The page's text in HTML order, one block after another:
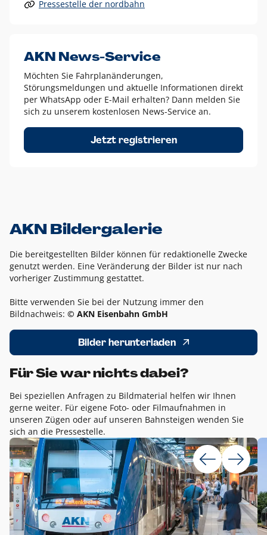
Alle anderen Logo-Varianten dürfen nur in Ausnahmefällen
Diese Ausnahmen sind zum Beispiel:
dem AKN Blau,
weißes Logo auf Fotohintergründen,
schwarzes Logo für reine Schwarz-Weiß-Umsetzungen
Um das Logo herum muss ein Schutzraum von jeweils einer
Höhe bzw. Breite des N aus AKN in alle Richtungen
Pressestelle der nordbahn
AKN News-Service
Möchten Sie Fahrplanänderungen,
Störungsmeldungen und aktuelle Informationen direkt
per WhatsApp oder E-Mail erhalten? Dann melden Sie
sich zu unserem kostenlosen News-Service an.
Jetzt registrieren
AKN Bildergalerie
Die bereitgestellten Bilder können für redaktionelle Zwecke
genutzt werden. Eine Veränderung der Bilder ist nur nach
vorheriger Zustimmung gestattet.
Bitte verwenden Sie bei der Nutzung immer den
Bildnachweis: © AKN Eisenbahn GmbH
Bilder herunterladen
Für Sie war nichts dabei?
Bei speziellen Anfragen zu Bildmaterial helfen wir Ihnen
gerne weiter. Für eigene Foto- oder Filmaufnahmen in
unseren Zügen oder auf unseren Bahnsteigen wenden Sie
sich an die Pressestelle.